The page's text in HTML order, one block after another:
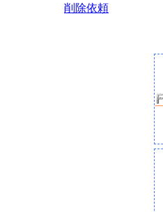
削除依頼